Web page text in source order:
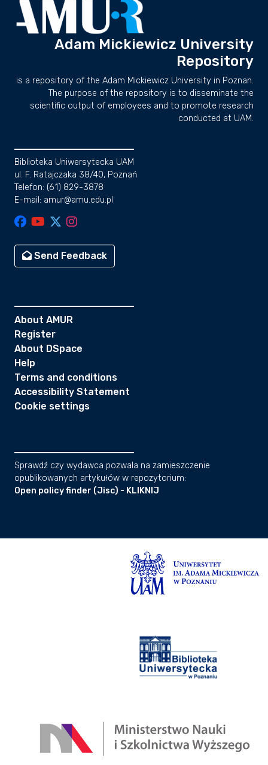
Adam Mickiewicz University
Repository
is a repository of the Adam Mickiewicz University in Poznan.
The purpose of the repository is to disseminate the
scientific output of employees and to promote research
conducted at UAM.
Biblioteka Uniwersytecka UAM
ul. F. Ratajczaka 38/40, Poznań
Telefon: (61) 829-3878
E-mail: amur@amu.edu.pl
Send Feedback
About AMUR
Register
About DSpace
Help
Terms and conditions
Accessibility Statement
Cookie settings
Sprawdź czy wydawca pozwala na zamieszczenie
opublikowanych artykułów w repozytorium:
Open policy finder (Jisc) - KLIKNIJ